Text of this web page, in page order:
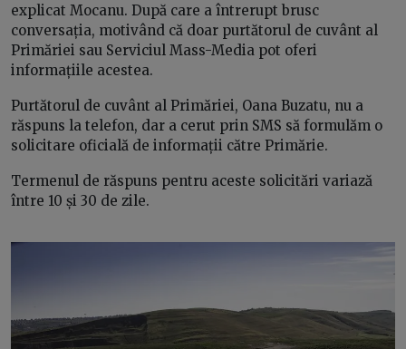
explicat Mocanu. După care a întrerupt brusc
conversația, motivând că doar purtătorul de cuvânt al
Primăriei sau Serviciul Mass-Media pot oferi
informațiile acestea.
Purtătorul de cuvânt al Primăriei, Oana Buzatu, nu a
răspuns la telefon, dar a cerut prin SMS să formulăm o
solicitare oficială de informații către Primărie.
Termenul de răspuns pentru aceste solicitări variază
între 10 și 30 de zile.